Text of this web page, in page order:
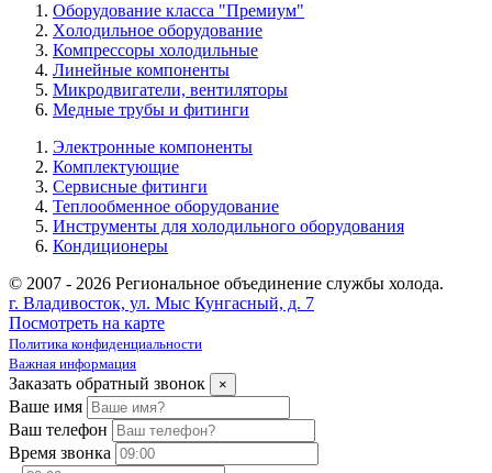
Оборудование класса "Премиум"
Xолодильное оборудование
Компрессоры холодильные
Линейные компоненты
Микродвигатели, вентиляторы
Медные трубы и фитинги
Электронные компоненты
Комплектующие
Сервисные фитинги
Теплообменное оборудование
Инструменты для холодильного оборудования
Кондиционеры
© 2007 - 2026 Региональное объединение службы холода.
г. Владивосток, ул. Мыс Кунгасный, д. 7
Посмотреть на карте
Политика конфиденциальности
Важная информация
Заказать обратный звонок ×
Ваше имя
Ваш телефон
Время звонка